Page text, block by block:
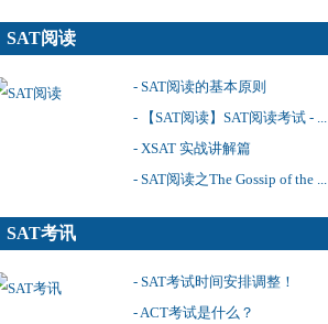
SAT阅读
- SAT阅读的基本原则
- 【SAT阅读】SAT阅读考试 - ...
- XSAT 实战讲解篇
- SAT阅读之The Gossip of the ...
SAT考讯
- SAT考试时间安排调整！
- ACT考试是什么？